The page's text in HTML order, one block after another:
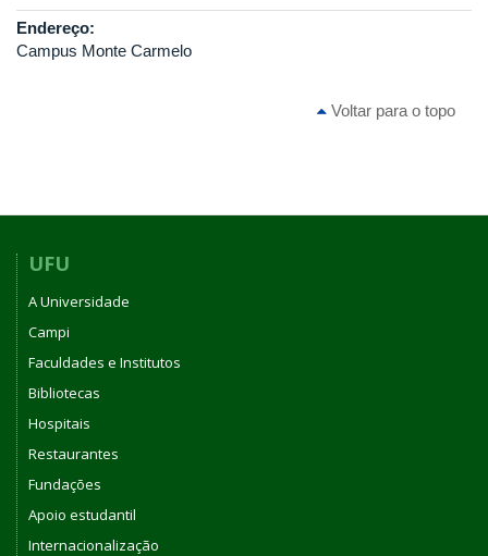
Endereço:
Campus Monte Carmelo
Voltar para o topo
UFU
A Universidade
Campi
Faculdades e Institutos
Bibliotecas
Hospitais
Restaurantes
Fundações
Apoio estudantil
Internacionalização